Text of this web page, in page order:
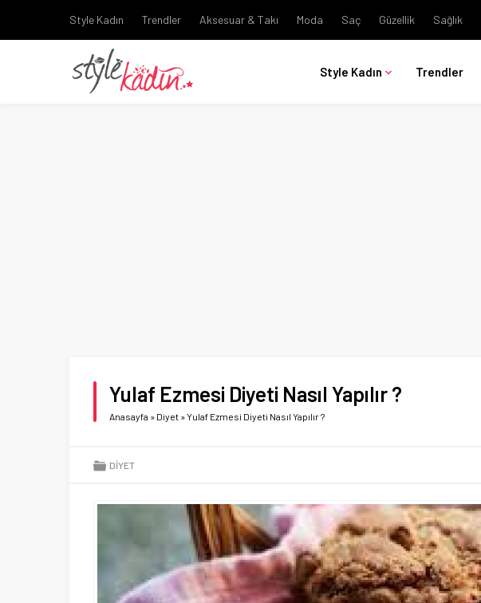
Style Kadın Trendler Aksesuar & Takı Moda Saç Güzellik Sağlık
Style Kadın Trendler
Yulaf Ezmesi Diyeti Nasıl Yapılır ?
Anasayfa » Diyet »Yulaf Ezmesi Diyeti Nasıl Yapılır ?
DIYET